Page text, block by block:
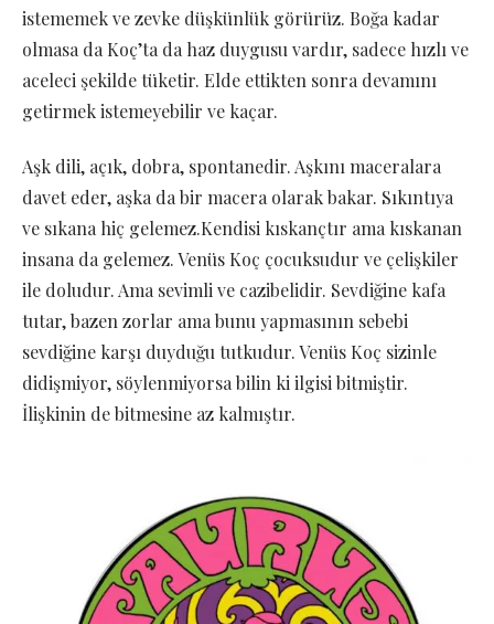
istememek ve zevke düşkünlük görürüz. Boğa kadar
olmasa da Koç’ta da haz duygusu vardır, sadece hızlı ve
aceleci şekilde tüketir. Elde ettikten sonra devamını
getirmek istemeyebilir ve kaçar.
Aşk dili, açık, dobra, spontanedir. Aşkını maceralara
davet eder, aşka da bir macera olarak bakar. Sıkıntıya
ve sıkana hiç gelemez.Kendisi kıskançtır ama kıskanan
insana da gelemez. Venüs Koç çocuksudur ve çelişkiler
ile doludur. Ama sevimli ve cazibelidir. Sevdiğine kafa
tutar, bazen zorlar ama bunu yapmasının sebebi
sevdiğine karşı duyduğu tutkudur. Venüs Koç sizinle
didişmiyor, söylenmiyorsa bilin ki ilgisi bitmiştir.
İlişkinin de bitmesine az kalmıştır.